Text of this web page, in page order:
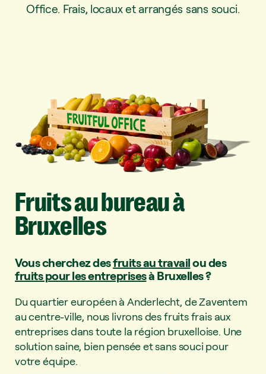
Office. Frais, locaux et arrangés sans souci.
Fruitsaubureauà
Bruxelles
Vous cherchez desfruits au travailou des
fruits pour les entreprisesà Bruxelles ?
Du quartier européen à Anderlecht, de Zaventem
au centre-ville, nous livrons des fruits frais aux
entreprises dans toute la région bruxelloise. Une
solution saine, bien pensée et sans souci pour
votre équipe.